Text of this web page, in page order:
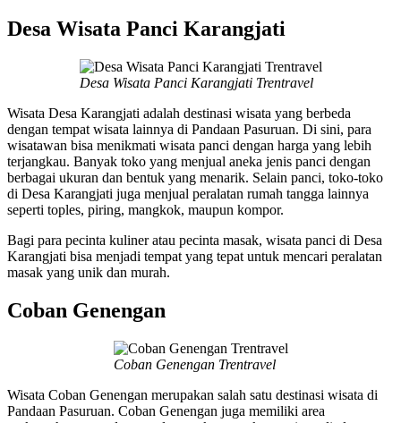
Desa Wisata Panci Karangjati
Desa Wisata Panci Karangjati Trentravel
Wisata Desa Karangjati adalah destinasi wisata yang berbeda
dengan tempat wisata lainnya di Pandaan Pasuruan. Di sini, para
wisatawan bisa menikmati wisata panci dengan harga yang lebih
terjangkau. Banyak toko yang menjual aneka jenis panci dengan
berbagai ukuran dan bentuk yang menarik. Selain panci, toko-toko
di Desa Karangjati juga menjual peralatan rumah tangga lainnya
seperti toples, piring, mangkok, maupun kompor.
Bagi para pecinta kuliner atau pecinta masak, wisata panci di Desa
Karangjati bisa menjadi tempat yang tepat untuk mencari peralatan
masak yang unik dan murah.
Coban Genengan
Coban Genengan Trentravel
Wisata Coban Genengan merupakan salah satu destinasi wisata di
Pandaan Pasuruan. Coban Genengan juga memiliki area